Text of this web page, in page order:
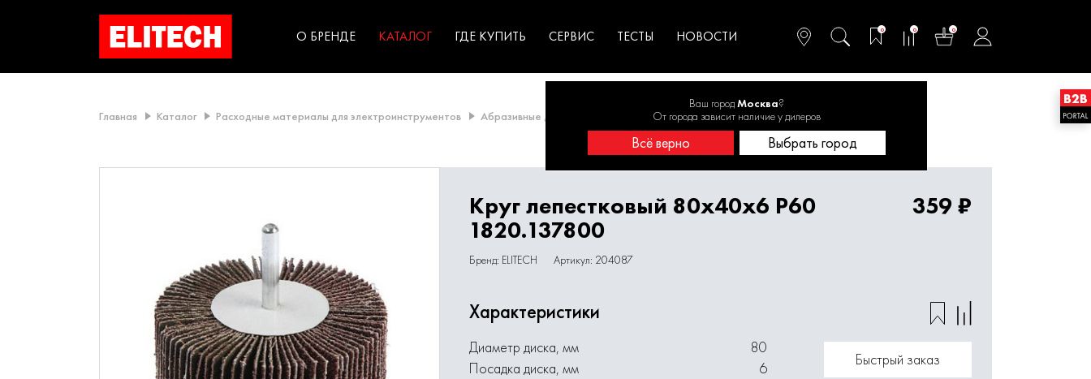
О БРЕНДЕ КАТАЛОГ садоводства
ГДЕ КУПИТЬ СЕРВИС ТЕСТЫ НОВОСТИ 0 0 0
Ваш городМосква?
От города зависит наличие у дилеров
Всё верно Выбрать город
Главная Каталог Расходные материалы для электроинструментов Абразивные диски Диски лепестковые Круг лепестковый 80х40х6 P60 1820.137800
Круг лепестковый 80х40х6 P60
1820.137800
Бренд: ELITECH Артикул: 204087
359 ₽
Характеристики
Диаметр диска, мм
80
Посадка диска, мм
6
Быстрый заказ